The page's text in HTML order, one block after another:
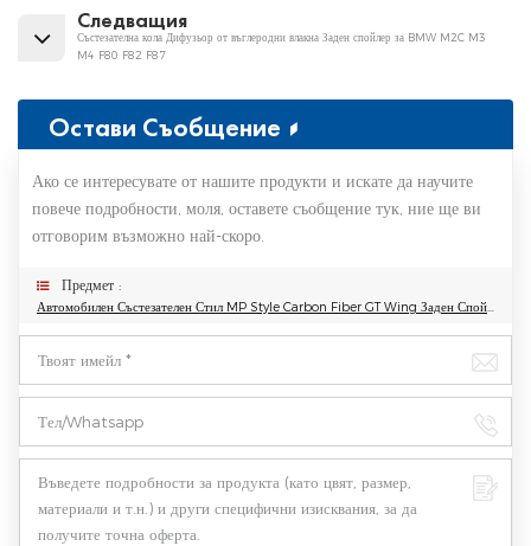
Следващия
Състезателна кола Дифузьор от въглеродни влакна Заден спойлер за BMW M2C M3
M4 F80 F82 F87
Остави Съобщение
Ако се интересувате от нашите продукти и искате да научите
повече подробности, моля, оставете съобщение тук, ние ще ви
отговорим възможно най-скоро.
Предмет :
Автомобилен Състезателен Стил MP Style Carbon Fiber GT Wing Заден Спойлер За BMW M3 M4 F80 F82 F87